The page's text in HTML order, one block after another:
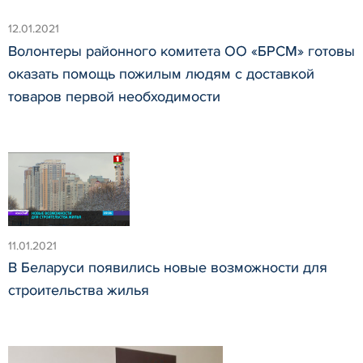
12.01.2021
Волонтеры районного комитета ОО «БРСМ» готовы
оказать помощь пожилым людям с доставкой
товаров первой необходимости
11.01.2021
В Беларуси появились новые возможности для
строительства жилья